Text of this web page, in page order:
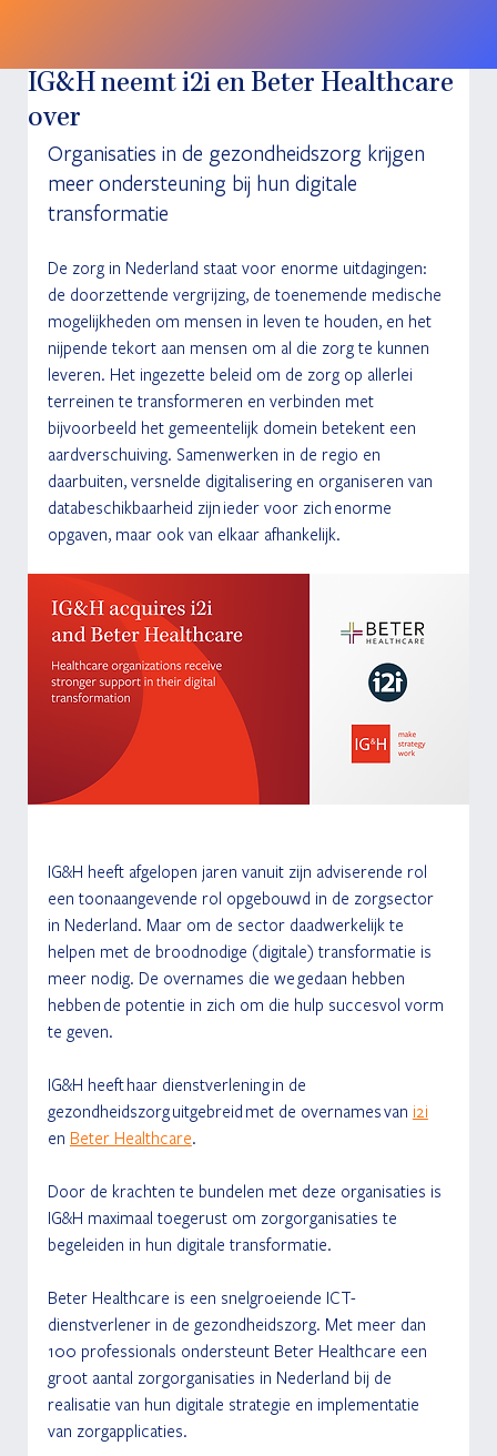
IG&H neemt i2i en Beter Healthcare
over
Organisaties in de gezondheidszorg krijgen
meer ondersteuning bij hun digitale
transformatie
De zorg in Nederland staat voor enorme uitdagingen:
de doorzettende vergrijzing, de toenemende medische
mogelijkheden om mensen in leven te houden, en het
nijpende tekort aan mensen om al die zorg te kunnen
leveren. Het ingezette beleid om de zorg op allerlei
terreinen te transformeren en verbinden met
bijvoorbeeld het gemeentelijk domein betekent een
aardverschuiving. Samenwerken in de regio en
daarbuiten, versnelde digitalisering en organiseren van
databeschikbaarheid zijn ieder voor zich enorme
opgaven, maar ook van elkaar afhankelijk.
IG&H heeft afgelopen jaren vanuit zijn adviserende rol
een toonaangevende rol opgebouwd in de zorgsector
in Nederland. Maar om de sector daadwerkelijk te
helpen met de broodnodige (digitale) transformatie is
meer nodig. De overnames die we gedaan hebben
hebben de potentie in zich om die hulp succesvol vorm
te geven.
IG&H heeft haar dienstverlening in de
gezondheidszorg uitgebreid met de overnames van i2i
en Beter Healthcare.
Door de krachten te bundelen met deze organisaties is
IG&H maximaal toegerust om zorgorganisaties te
begeleiden in hun digitale transformatie.
Beter Healthcare is een snelgroeiende ICT-
dienstverlener in de gezondheidszorg. Met meer dan
100 professionals ondersteunt Beter Healthcare een
groot aantal zorgorganisaties in Nederland bij de
realisatie van hun digitale strategie en implementatie
van zorgapplicaties.